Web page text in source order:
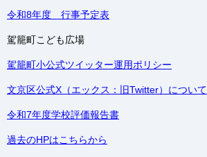
令和8年度 行事予定表
駕籠町こども広場
駕籠町小公式ツイッター運用ポリシー
文京区公式X（エックス：旧Twitter）について
令和7年度学校評価報告書
過去のHPはこちらから